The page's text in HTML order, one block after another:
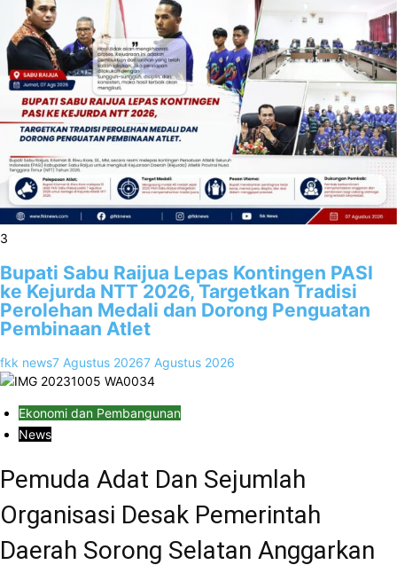
3
Bupati Sabu Raijua Lepas Kontingen PASI
ke Kejurda NTT 2026, Targetkan Tradisi
Perolehan Medali dan Dorong Penguatan
Pembinaan Atlet
fkk news7 Agustus 20267 Agustus 2026
Ekonomi dan Pembangunan
News
Pemuda Adat Dan Sejumlah
Organisasi Desak Pemerintah
Daerah Sorong Selatan Anggarkan